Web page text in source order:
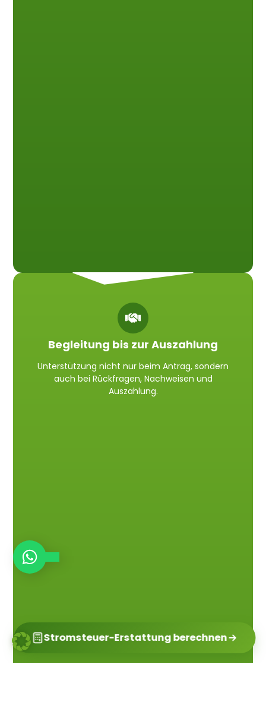
Stromsteuer-Erstattung berechnen
Begleitung bis zur Auszahlung
Unterstützung nicht nur beim Antrag, sondern
auch bei Rückfragen, Nachweisen und
Auszahlung.